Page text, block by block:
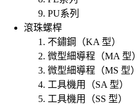
PU系列
滾珠螺桿
不鏽鋼（KA 型）
微型細導程（MA 型）
微型細導程（MS 型）
工具機用（SA 型）
工具機用（SS 型）